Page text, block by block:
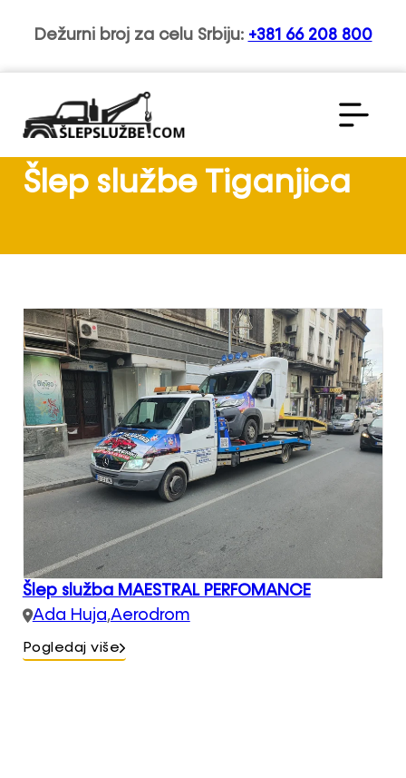
Dežurni broj za celu Srbiju: +381 66 208 800
Šlep službe Tiganjica
Šlep služba MAESTRAL PERFOMANCE
Ada Huja,Aerodrom
Pogledaj više